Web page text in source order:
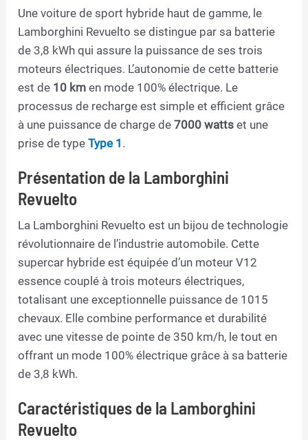
Une voiture de sport hybride haut de gamme, le
Lamborghini Revuelto se distingue par sa batterie
de 3,8 kWh qui assure la puissance de ses trois
moteurs électriques. L’autonomie de cette batterie
est de 10 km en mode 100% électrique. Le
processus de recharge est simple et efficient grâce
à une puissance de charge de7000 watts et une
prise de typeType 1 .
Présentation de la Lamborghini
Revuelto
La Lamborghini Revuelto est un bijou de technologie
révolutionnaire de l’industrie automobile. Cette
supercar hybride est équipée d’un moteur V12
essence couplé à trois moteurs électriques,
totalisant une exceptionnelle puissance de 1015
chevaux. Elle combine performance et durabilité
avec une vitesse de pointe de 350 km/h, le tout en
offrant un mode 100% électrique grâce à sa batterie
de 3,8 kWh.
Caractéristiques de la Lamborghini
Revuelto